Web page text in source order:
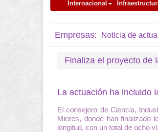
Internacional
Empresas: Noticia de
Finaliza el proyecto de
La actuación ha incluido
El consejero de Ciencia,
Mieres, donde han finalizado
longitud, con un total de ocho